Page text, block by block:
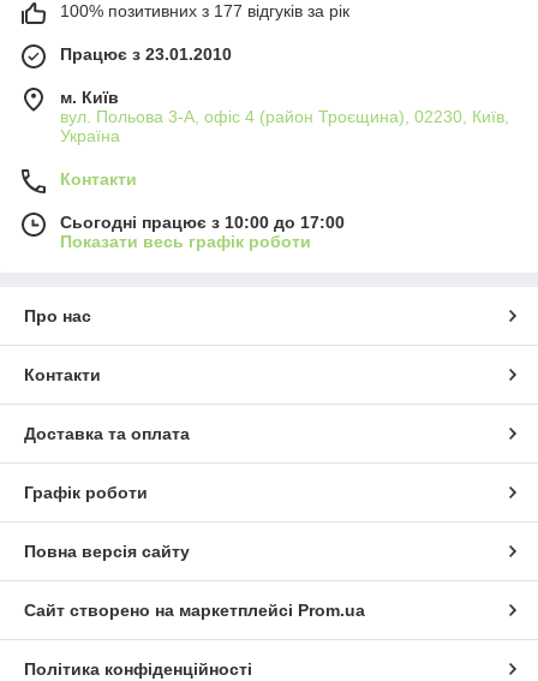
100% позитивних з 177 відгуків за рік
Працює з 23.01.2010
м. Київ
вул. Польова 3-А, офіс 4 (район Троєщина), 02230, Київ,
Україна
Контакти
Сьогодні працює з 10:00 до 17:00
Показати весь графік роботи
Про нас
Контакти
Доставка та оплата
Графік роботи
Повна версія сайту
Сайт створено на маркетплейсі Prom.ua
Політика конфіденційності